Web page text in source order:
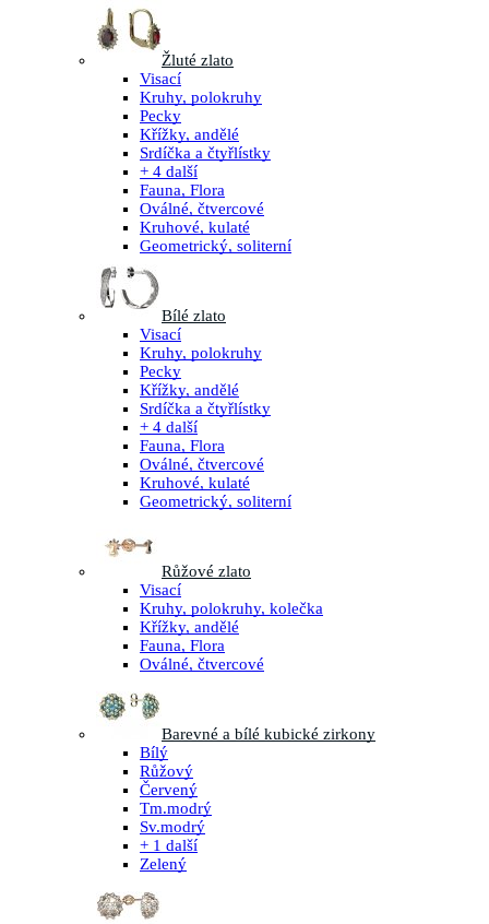
Žluté zlato
Visací
Kruhy, polokruhy
Pecky
Křížky, andělé
Srdíčka a čtyřlístky
+ 4 další
Fauna, Flora
Oválné, čtvercové
Kruhové, kulaté
Geometrický, soliterní
Bílé zlato
Visací
Kruhy, polokruhy
Pecky
Křížky, andělé
Srdíčka a čtyřlístky
+ 4 další
Fauna, Flora
Oválné, čtvercové
Kruhové, kulaté
Geometrický, soliterní
Růžové zlato
Visací
Kruhy, polokruhy, kolečka
Křížky, andělé
Fauna, Flora
Oválné, čtvercové
Barevné a bílé kubické zirkony
Bílý
Růžový
Červený
Tm.modrý
Sv.modrý
+ 1 další
Zelený